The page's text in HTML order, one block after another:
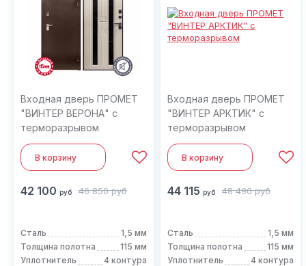
Входная дверь ПРОМЕТ
"ВИНТЕР ВЕРОНА" с
терморазрывом
В корзину
42 100 руб 46 850 руб
Сталь
1,5 мм
Толщина полотна
115 мм
Уплотнитель
4 контура
Входная дверь ПРОМЕТ
"ВИНТЕР АРКТИК" с
терморазрывом
В корзину
44 115 руб 48 490 руб
Сталь
1,5 мм
Толщина полотна
115 мм
Уплотнитель
4 контура